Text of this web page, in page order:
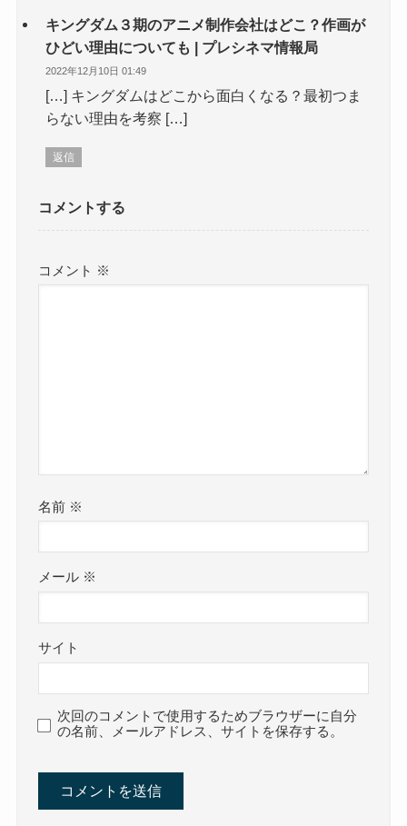
キングダム３期のアニメ制作会社はどこ？作画が
ひどい理由についても | プレシネマ情報局
2022年12月10日 01:49
[…] キングダムはどこから面白くなる？最初つま
らない理由を考察 […]
返信
コメントする
コメント ※
名前 ※
メール ※
サイト
次回のコメントで使用するためブラウザーに自分
の名前、メールアドレス、サイトを保存する。